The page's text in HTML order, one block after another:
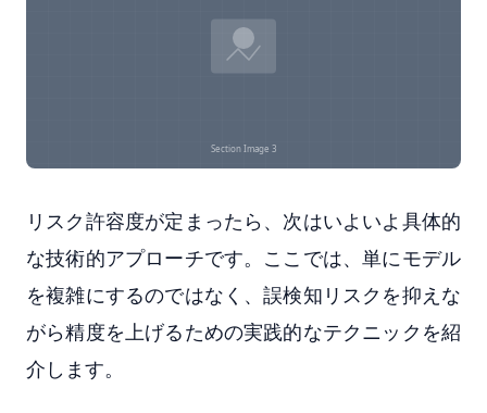
リスク許容度が定まったら、次はいよいよ具体的
な技術的アプローチです。ここでは、単にモデル
を複雑にするのではなく、誤検知リスクを抑えな
がら精度を上げるための実践的なテクニックを紹
介します。